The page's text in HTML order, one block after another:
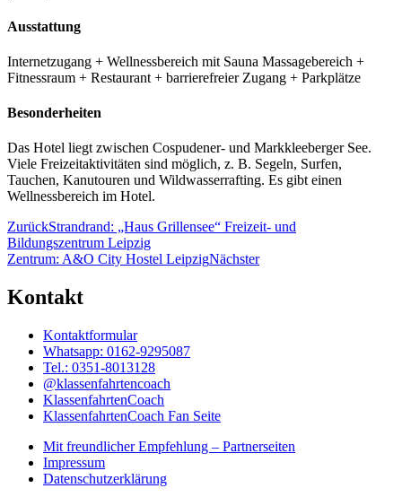
Ausstattung
Internetzugang + Wellnessbereich mit Sauna Massagebereich +
Fitnessraum + Restaurant + barrierefreier Zugang + Parkplätze
Besonderheiten
Das Hotel liegt zwischen Cospudener- und Markkleeberger See.
Viele Freizeitaktivitäten sind möglich, z. B. Segeln, Surfen,
Tauchen, Kanutouren und Wildwasserrafting. Es gibt einen
Wellnessbereich im Hotel.
ZurückStrandrand: „Haus Grillensee“ Freizeit- und
Bildungszentrum Leipzig
Zentrum: A&O City Hostel LeipzigNächster
Kontakt
Kontaktformular
Whatsapp: 0162-9295087
Tel.: 0351-8013128
@klassenfahrtencoach
KlassenfahrtenCoach
KlassenfahrtenCoach Fan Seite
Mit freundlicher Empfehlung – Partnerseiten
Impressum
Datenschutzerklärung